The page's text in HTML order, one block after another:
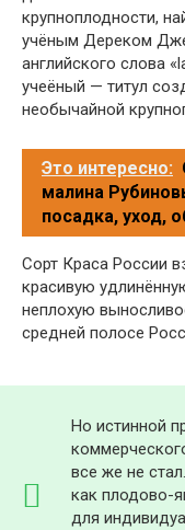
крупноплодности,
учёным Дереком
английского слова
учеёный — титул
необычайной
Это интересно:
малина
посадка, уход,
Сорт Краса России
красивую
неплохую
средней полосе
Но истинной
все же не
как плодово-
для